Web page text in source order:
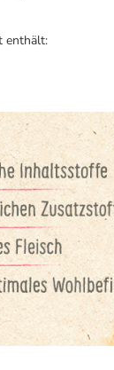
enthält: